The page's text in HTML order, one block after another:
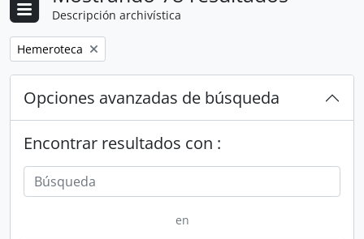
Descripción archivística
Remove filter:
Hemeroteca
Opciones avanzadas de búsqueda
Encontrar resultados con :
en